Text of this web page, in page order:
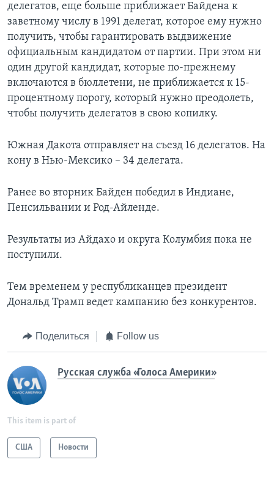
делегатов, еще больше приближает Байдена к
заветному числу в 1991 делегат, которое ему нужно
получить, чтобы гарантировать выдвижение
официальным кандидатом от партии. При этом ни
один другой кандидат, которые по-прежнему
включаются в бюллетени, не приближается к 15-
процентному порогу, который нужно преодолеть,
чтобы получить делегатов в свою копилку.
Южная Дакота отправляет на съезд 16 делегатов. На
кону в Нью-Мексико – 34 делегата.
Ранее во вторник Байден победил в Индиане,
Пенсильвании и Род-Айленде.
Результаты из Айдахо и округа Колумбия пока не
поступили.
Тем временем у республиканцев президент
Дональд Трамп ведет кампанию без конкурентов.
Поделиться Follow us
Русская служба «Голоса Америки»
This item is part of
США Новости